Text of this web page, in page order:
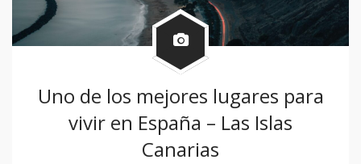
Uno de los mejores lugares para
vivir en España – Las Islas
Canarias